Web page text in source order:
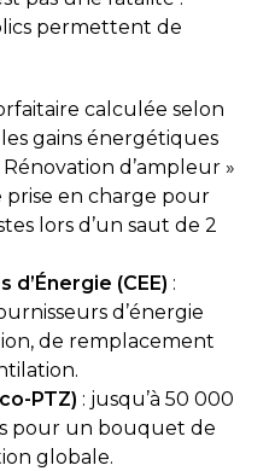
permettent de
calculée selon
gains énergétiques
d’ampleur »
prise en charge pour
lors d’un saut de 2
(CEE) :
d’énergie
de remplacement
PTZ) : jusqu’à 50 000
pour un bouquet de
globale.